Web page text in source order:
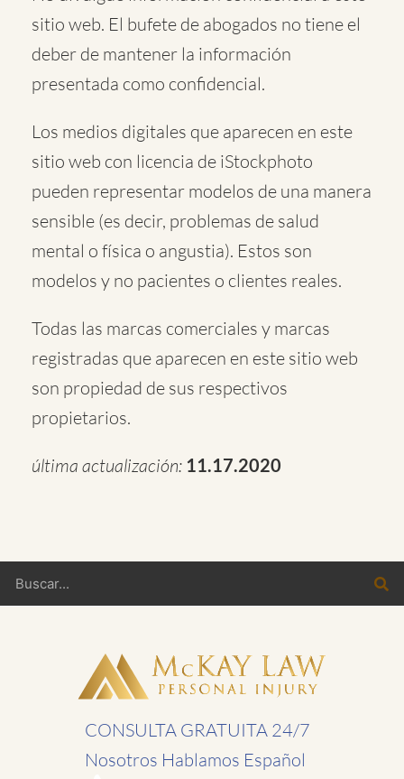
sitio web. El bufete de abogados no tiene el
deber de mantener la información
presentada como confidencial.
Los medios digitales que aparecen en este
sitio web con licencia de iStockphoto
pueden representar modelos de una manera
sensible (es decir, problemas de salud
mental o física o angustia). Estos son
modelos y no pacientes o clientes reales.
Todas las marcas comerciales y marcas
registradas que aparecen en este sitio web
son propiedad de sus respectivos
propietarios.
última actualización: 11.17.2020
Buscar
CONSULTA GRATUITA 24/7
Nosotros Hablamos Español